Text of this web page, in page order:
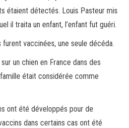
étaient détectés. Louis Pasteur mis
il traita un enfant, l’enfant fut guéri.
furent vaccinées, une seule décéda.
un chien en France dans des
était considérée comme
ont été développés pour de
dans certains cas ont été